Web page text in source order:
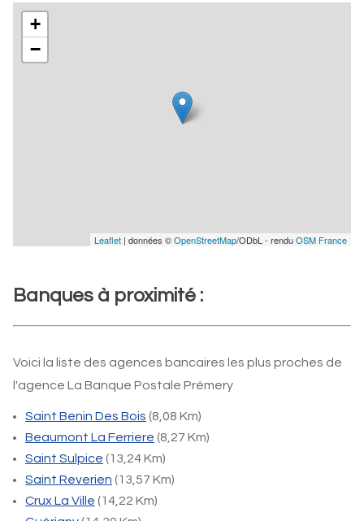
+
−
Leaflet | données ©OpenStreetMap/ODbL - renduOSM France
Banques à proximité :
Voici la liste des agences bancaires les plus proches de
l'agence La Banque Postale Prémery
Saint Benin Des Bois (8,08 Km)
Beaumont La Ferriere (8,27 Km)
Saint Sulpice (13,24 Km)
Saint Reverien (13,57 Km)
Crux La Ville (14,22 Km)